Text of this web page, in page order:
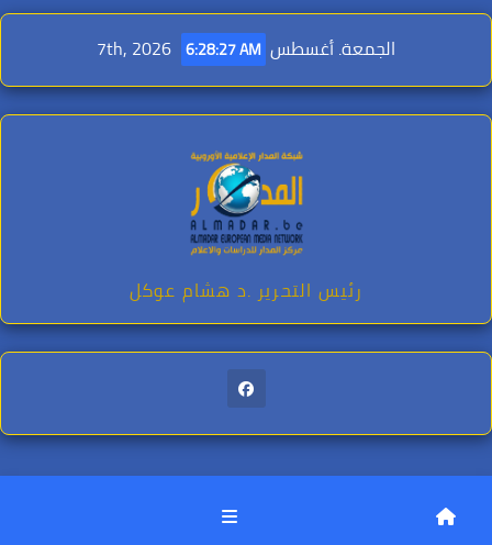
Skip
content
الجمعة. أغسطس 7th, 2026 6:28:28 AM
رئيس التحرير .د هشام عوكل